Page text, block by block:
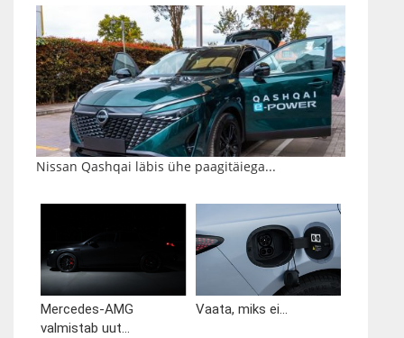
Nissan Qashqai läbis ühe paagitäiega...
Mercedes-AMG
valmistab uut...
Vaata, miks ei...